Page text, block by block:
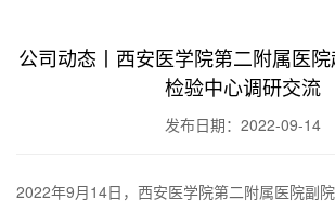
公司动态丨西安医学院第二附属医
检验中心调研交流
发布日期：2022-09-14
2022年9月14日，西安医学院第二附属医院副